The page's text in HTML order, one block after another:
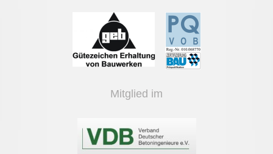
Mitglied im